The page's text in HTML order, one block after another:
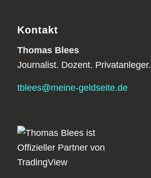
Kontakt
Thomas Blees
Journalist. Dozent. Privatanleger.
tblees@meine-geldseite.de